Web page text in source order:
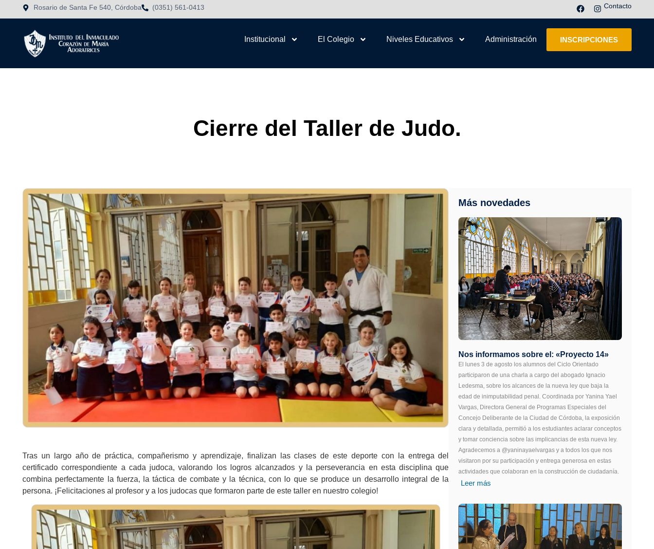
Rosario de Santa Fe 540, Córdoba (0351) 561-0413 Contacto
Institucional El Colegio Niveles Educativos Administración INSCRIPCIONES
Cierre del Taller de Judo.
Tras un largo año de práctica, compañerismo y aprendizaje, finalizan las clases de este deporte con la entrega del
certificado correspondiente a cada judoca, valorando los logros alcanzados y la perseverancia en esta disciplina que
combina perfectamente la fuerza, la táctica de combate y la técnica, con lo que se produce un desarrollo integral de la
persona. ¡Felicitaciones al profesor y a los judocas que formaron parte de este taller en nuestro colegio!
Más novedades
Nos informamos sobre el: «Proyecto 14»
El lunes 3 de agosto los alumnos del Ciclo Orientado
participaron de una charla a cargo del abogado Ignacio
Ledesma, sobre los alcances de la nueva ley que baja la
edad de inimputabilidad penal. Coordinada por Yanina Yael
Vargas, Directora General de Programas Especiales del
Concejo Deliberante de la Ciudad de Córdoba, la exposición
clara y detallada, permitió a los estudiantes aclarar conceptos
y tomar conciencia sobre las implicancias de esta nueva ley.
Agradecemos a @yaninayaelvargas y a todos los que nos
visitaron por su participación y entrega generosa en estas
actividades que colaboran en la construcción de ciudadanía.
Leer más